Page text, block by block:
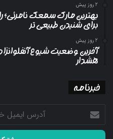
2 روز پیش
بهترین مارک سمعک
برای شنیدن طبیعی تر
2 روز پیش
هشدار
خبرنامه
آدرس
ایمیل
خود